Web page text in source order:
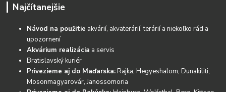
Najčítanejšie
Návod na použitie akvárií, akvaterárií, terárií a niekoľko rád a
upozornení
Akvárium realizácia a servis
Bratislavský kuriér
Privezieme aj do Maďarska:Rajka, Hegyeshalom, Dunakiliti,
Mosonmagyarovár, Janossomoria